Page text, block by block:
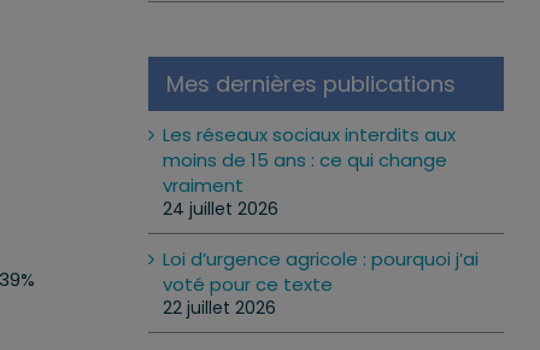
Mes dernières publications
Les réseaux sociaux interdits aux
moins de 15 ans : ce qui change
vraiment
24 juillet 2026
Loi d’urgence agricole : pourquoi j’ai
voté pour ce texte
22 juillet 2026